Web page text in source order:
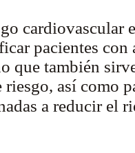
cardiovascular
pacientes
que también
riesgo, así como
a reducir el